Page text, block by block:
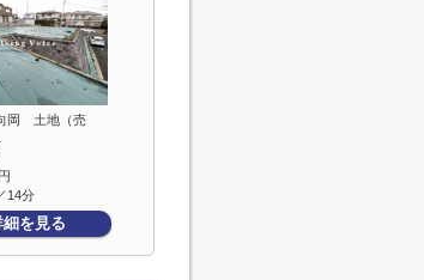
岡 土地（売
14分
細を見る